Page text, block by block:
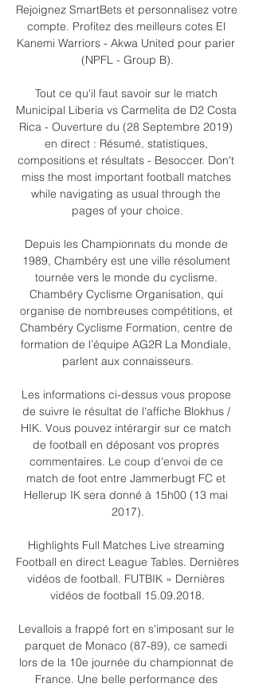
Rejoignez SmartBets et personnalisez votre
compte. Profitez des meilleurs cotes El
Kanemi Warriors - Akwa United pour parier
(NPFL - Group B).
Tout ce qu'il faut savoir sur le match
Municipal Liberia vs Carmelita de D2 Costa
Rica - Ouverture du (28 Septembre 2019)
en direct : Résumé, statistiques,
compositions et résultats - Besoccer. Don't
miss the most important football matches
while navigating as usual through the
pages of your choice.
Depuis les Championnats du monde de
1989, Chambéry est une ville résolument
tournée vers le monde du cyclisme.
Chambéry Cyclisme Organisation, qui
organise de nombreuses compétitions, et
Chambéry Cyclisme Formation, centre de
formation de l’équipe AG2R La Mondiale,
parlent aux connaisseurs.
Les informations ci-dessus vous propose
de suivre le résultat de l'affiche Blokhus /
HIK. Vous pouvez intérargir sur ce match
de football en déposant vos propres
commentaires. Le coup d'envoi de ce
match de foot entre Jammerbugt FC et
Hellerup IK sera donné à 15h00 (13 mai
2017).
Highlights Full Matches Live streaming
Football en direct League Tables. Dernières
vidéos de football. FUTBIK » Dernières
vidéos de football 15.09.2018.
Levallois a frappé fort en s'imposant sur le
parquet de Monaco (87-89), ce samedi
lors de la 10e journée du championnat de
France. Une belle performance des